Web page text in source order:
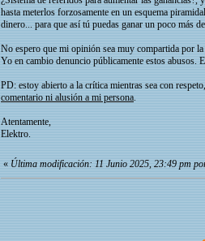
hasta meterlos forzosamente en un esquema
dinero... para que así tú puedas ganar un poco más
No espero que mi opinión sea muy compartida por
Yo en cambio denuncio públicamente estos abusos.
PD: estoy abierto a la crítica mientras sea con
comentario ni alusión a mi persona.
Atentamente,
Elektro.
«Última modificación: 11 Junio 2025, 23:49 pm